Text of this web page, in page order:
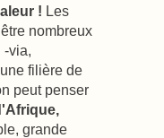
! Les
nombreux
-via,
filière de
peut penser
grande